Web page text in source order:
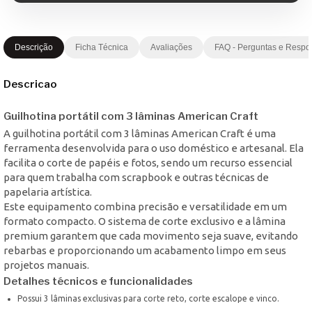
Descrição Ficha Técnica Avaliações FAQ - Perguntas e
Descricao
Guilhotina portátil com 3 lâminas American Craft
A guilhotina portátil com 3 lâminas American Craft é uma
ferramenta desenvolvida para o uso doméstico e artesanal. Ela
facilita o corte de papéis e fotos, sendo um recurso essencial
para quem trabalha com scrapbook e outras técnicas de
papelaria artística.
Este equipamento combina precisão e versatilidade em um
formato compacto. O sistema de corte exclusivo e a lâmina
premium garantem que cada movimento seja suave, evitando
rebarbas e proporcionando um acabamento limpo em seus
projetos manuais.
Detalhes técnicos e funcionalidades
Possui 3 lâminas exclusivas para corte reto, corte escalope e vinco.